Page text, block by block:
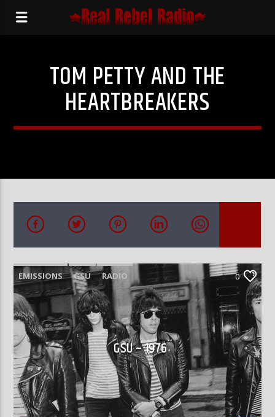
TOM PETTY AND THE
HEARTBREAKERS
EMISSIONS GSU RADIO 0
GSU – 1976